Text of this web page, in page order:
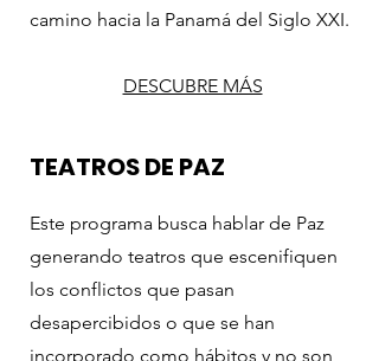
camino hacia la Panamá del Siglo XXI.
DESCUBRE MÁS
TEATROS DE PAZ
Este programa busca hablar de Paz
generando teatros que escenifiquen
los conflictos que pasan
desapercibidos o que se han
incorporado como hábitos y no son